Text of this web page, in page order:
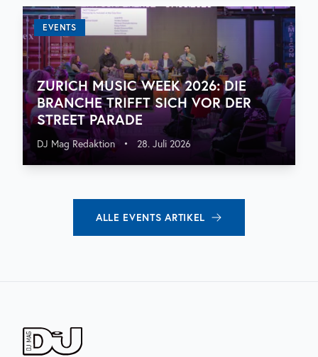
EVENTS
ZURICH MUSIC WEEK 2026: DIE
BRANCHE TRIFFT SICH VOR DER
STREET PARADE
DJ Mag Redaktion • 28. Juli 2026
ALLE EVENTS ARTIKEL